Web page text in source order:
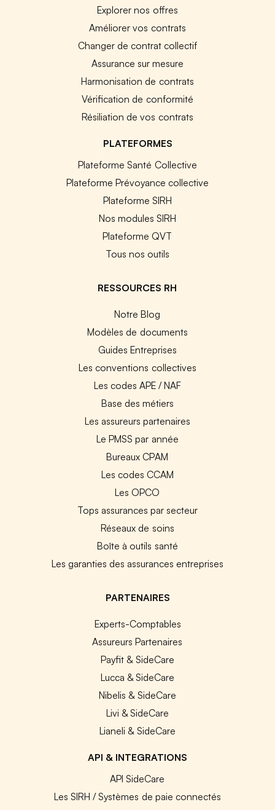
Explorer nos offres
Améliorer vos contrats
Changer de contrat collectif
Assurance sur mesure
Harmonisation de contrats
Vérification de conformité
Résiliation de vos contrats
PLATEFORMES
Plateforme Santé Collective
Plateforme Prévoyance collective
Plateforme SIRH
Nos modules SIRH
Plateforme QVT
Tous nos outils
RESSOURCES RH
Notre Blog
Modèles de documents
Guides Entreprises
Les conventions collectives
Les codes APE / NAF
Base des métiers
Les assureurs partenaires
Le PMSS par année
Bureaux CPAM
Les codes CCAM
Les OPCO
Tops assurances par secteur
Réseaux de soins
Boîte à outils santé
Les garanties des assurances entreprises
PARTENAIRES
Experts-Comptables
Assureurs Partenaires
Payfit & SideCare
Lucca & SideCare
Nibelis & SideCare
Livi & SideCare
Lianeli & SideCare
API & INTEGRATIONS
API SideCare
Les SIRH / Systèmes de paie connectés